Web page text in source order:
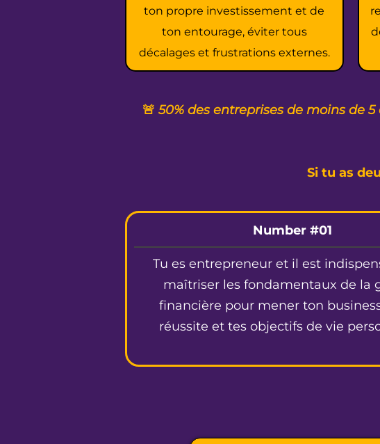
ton propre investissement et de
ton entourage, éviter tous
décalages et frustrations externes.
🚨 50% des entreprises de moins de
Si tu as
Number ️#01
Tu es entrepreneur et il est
maîtriser les fondamentaux de la
financière pour mener ton
réussite et tes objectifs de vie